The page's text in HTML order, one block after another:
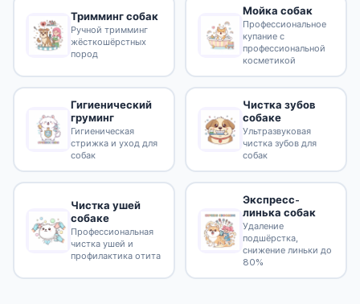
Тримминг собак
Ручной тримминг
жёсткошёрстных
пород
Мойка собак
Профессиональное
купание с
профессиональной
косметикой
Гигиенический
груминг
Гигиеническая
стрижка и уход для
собак
Чистка зубов
собаке
Ультразвуковая
чистка зубов для
собак
Чистка ушей
собаке
Профессиональная
чистка ушей и
профилактика отита
Экспресс-
линька собак
Удаление
подшёрстка,
снижение линьки до
80%